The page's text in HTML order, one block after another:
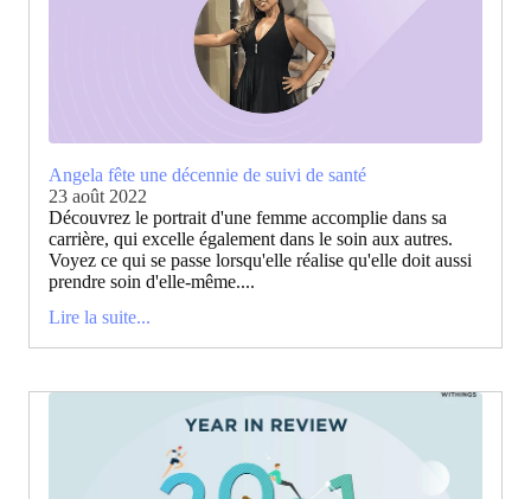
Angela fête une décennie de suivi de santé
23 août 2022
Découvrez le portrait d'une femme accomplie dans sa
carrière, qui excelle également dans le soin aux autres.
Voyez ce qui se passe lorsqu'elle réalise qu'elle doit aussi
prendre soin d'elle-même....
Lire la suite...